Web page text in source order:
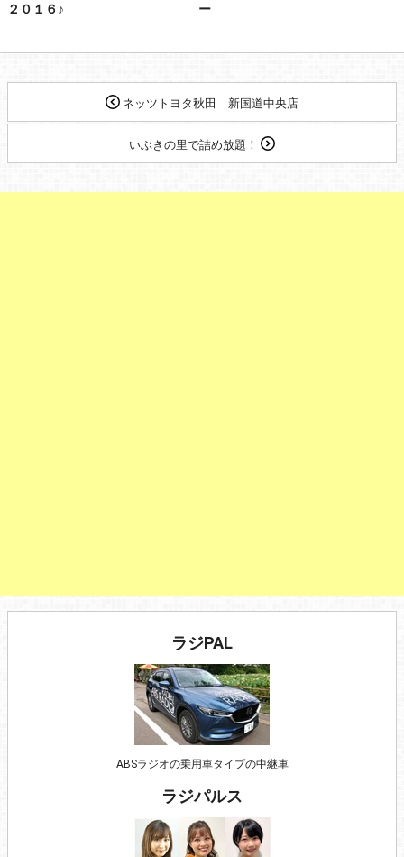
２０１６♪
ー
ネッツトヨタ秋田 新国道中央店
いぶきの里で詰め放題！
ラジPAL
ABSラジオの乗用車タイプの中継車
ラジパルス